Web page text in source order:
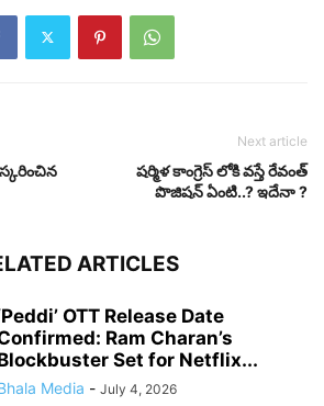
Next article
షర్మిళ కాంగ్రెస్ లోకి వస్తే రేవంత్
పొజిషన్ ఏంటి..? ఇదేనా ?
ARTICLES
OTT Release Date
Ram Charan’s
Set for Netflix...
Media - July 4, 2026